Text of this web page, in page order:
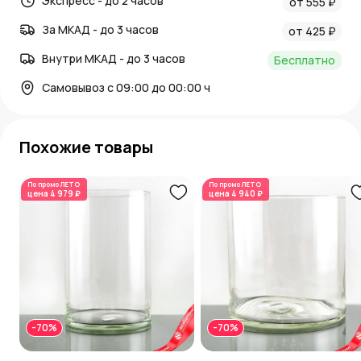
За МКАД - до 3 часов
от 425 ₽
Внутри МКАД - до 3 часов
Бесплатно
Самовывоз с 09:00 до 00:00 ч
Похожие товары
По промоЛЕТО
цена 4 979 ₽
-70%
По промоЛЕТО
цена 4 940 ₽
-70%